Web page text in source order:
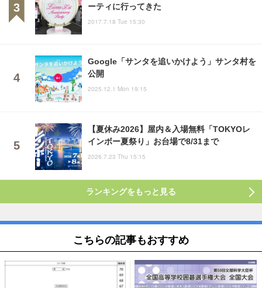
ーティに行ってきた
2017.7.18 Tue 15:30
Google「サンタを追いかけよう」サンタ村を
公開
2025.12.1 Mon 19:15
【夏休み2026】屋内＆入場無料「TOKYOレ
インボー夏祭り」お台場で8/31まで
2026.7.23 Thu 15:15
ランキングをもっと見る
こちらの記事もおすすめ